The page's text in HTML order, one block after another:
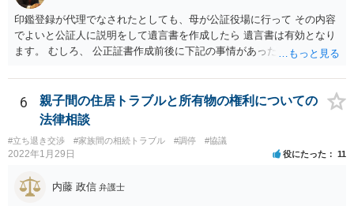
印鑑登録が代理でなされたとしても、母が公証役場に行って その内容
でよいと公証人に説明をして遺言書を作成したら 遺言書は有効となり
ます。 むしろ、 公正証書作成前後に下記の事情があったことが証明で
月に携帯が新しくなった母からの第一声は「ここにいたら殺される」
「面会に来てくれ」で、長男に聞くと「面会は出来ない。俺は携帯電
話の使い方を教える為に会っている」「母の話は聞かなくて良い」と
電話が切れました。その後の電話でも「食事に毒が入っている」「体
にチップが埋められている」等、おかしかったです。 当時の診療記
録、介護認定の資料、介護記録を取得して 弁護士に面談で相談された
方がよいと思います。
6
親子間の住居トラブルと所有物の権利についての
法律相談
#立ち退き交渉 #家族間の相続トラブル #調停 #協議
2022年1月29日 役にたった 11
内藤 政信 弁護士